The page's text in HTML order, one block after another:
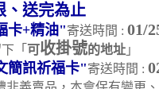
、送完為止
卡+精油"寄送時間 : 01/
「 可收掛號的地址 」
簡訊祈福卡"寄送時間 :